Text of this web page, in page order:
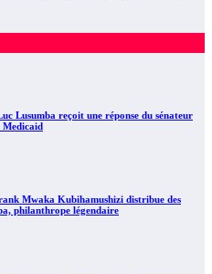
Lusumba reçoit une réponse du sénateur
Medicaid
Mwaka Kubihamushizi distribue des
philanthrope légendaire